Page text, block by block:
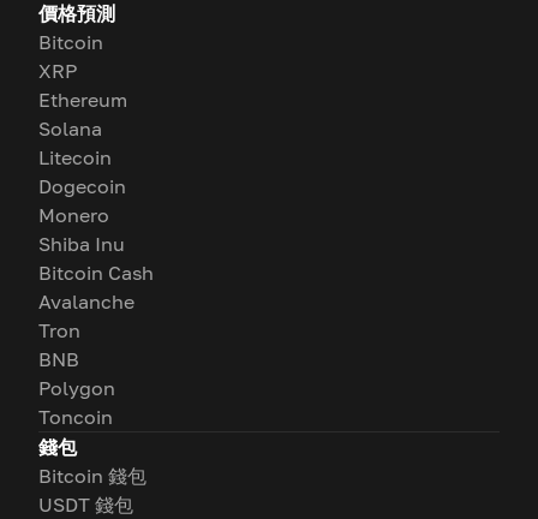
價格預測
Bitcoin
XRP
Ethereum
Solana
Litecoin
Dogecoin
Monero
Shiba Inu
Bitcoin Cash
Avalanche
Tron
BNB
Polygon
Toncoin
錢包
Bitcoin 錢包
USDT 錢包